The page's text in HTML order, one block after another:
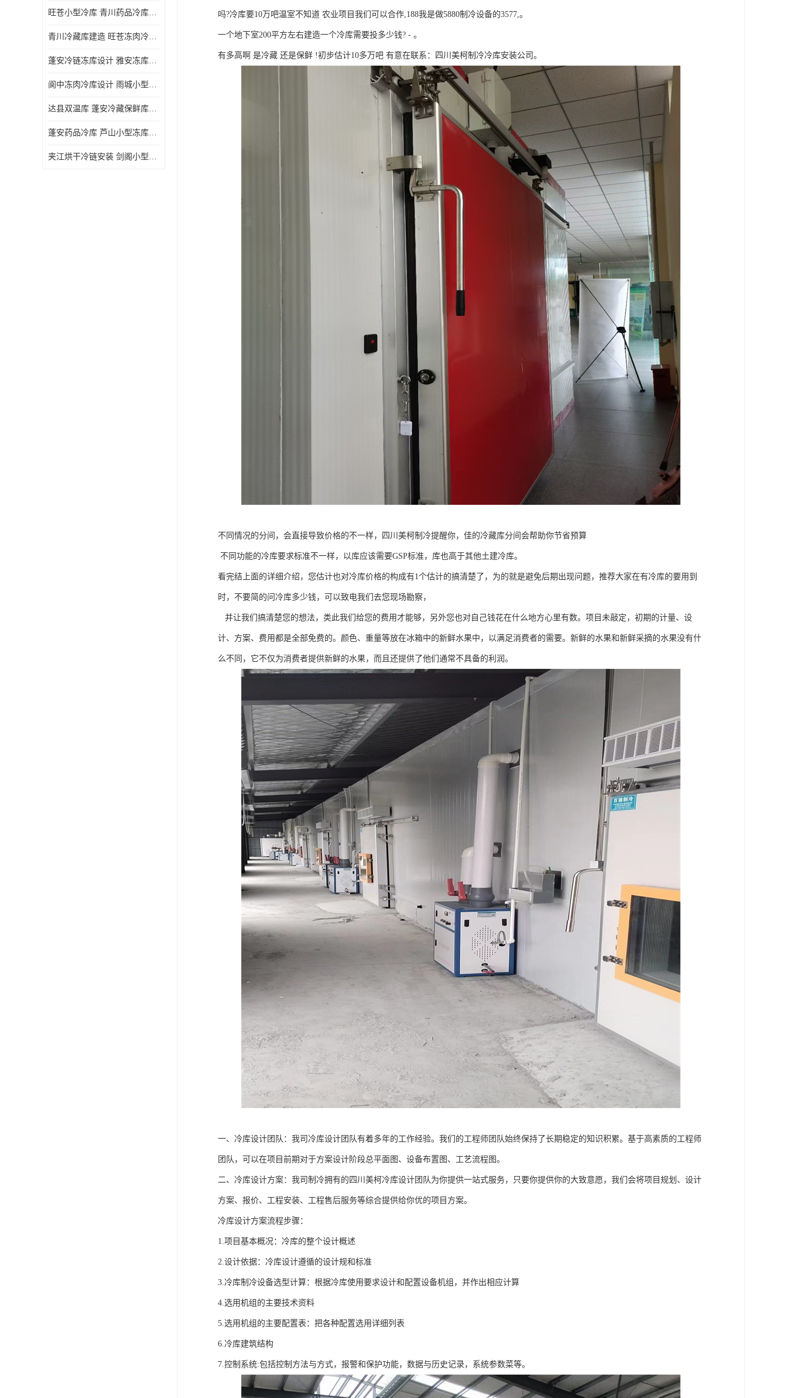
旺苍小型冷库 青川药品冷库设备 设计方案
青川冷藏库建造 旺苍冻肉冷库安装 报价表
蓬安冷链冻库设计 雅安冻库保温板安装 采摘园
阆中冻肉冷库设计 雨城小型冷库设计 农产品基地
达县双温库 蓬安冷藏保鲜库设计 报价表
蓬安药品冷库 芦山小型冻库安装 报价表
夹江烘干冷链安装 剑阁小型冷库安装 设计方案
吗?冷库要10万吧温室不知道 农业项目我们可以合作,188我是做5880制冷设备的3577,。
一个地下室200平方左右建造一个冷库需要投多少钱? - 。
有多高啊 是冷藏 还是保鲜 !初步估计10多万吧 有意在联系：四川美柯制冷冷库安装公司。
不同情况的分间，会直接导致价格的不一样，四川美柯制冷提醒你，佳的冷藏库分间会帮助你节省预算
不同功能的冷库要求标准不一样，以库应该需要GSP标准，库也高于其他土建冷库。
看完结上面的详细介绍，您估计也对冷库价格的构成有1个估计的搞清楚了，为的就是避免后期出现问题，推荐大家在有冷库的要用到
时，不要简的问冷库多少钱，可以致电我们去您现场勘察，
并让我们搞清楚您的想法，类此我们给您的费用才能够，另外您也对自己钱花在什么地方心里有数。项目未敲定，初期的计量、设
计、方案、费用都是全部免费的。颜色、重量等放在冰箱中的新鲜水果中，以满足消费者的需要。新鲜的水果和新鲜采摘的水果没有什
么不同，它不仅为消费者提供新鲜的水果，而且还提供了他们通常不具备的利润。
一、冷库设计团队：我司冷库设计团队有着多年的工作经验。我们的工程师团队始终保持了长期稳定的知识积累。基于高素质的工程师
团队，可以在项目前期对于方案设计阶段总平面图、设备布置图、工艺流程图。
二、冷库设计方案：我司制冷拥有的四川美柯冷库设计团队为你提供一站式服务，只要你提供你的大致意愿，我们会将项目规划、设计
方案、报价、工程安装、工程售后服务等综合提供给你优的项目方案。
冷库设计方案流程步骤：
1.项目基本概况：冷库的整个设计概述
2.设计依据：冷库设计遵循的设计规和标准
3.冷库制冷设备选型计算：根据冷库使用要求设计和配置设备机组，并作出相应计算
4.选用机组的主要技术资料
5.选用机组的主要配置表：把各种配置选用详细列表
6.冷库建筑结构
7.控制系统:包括控制方法与方式，报警和保护功能，数据与历史记录，系统参数菜等。